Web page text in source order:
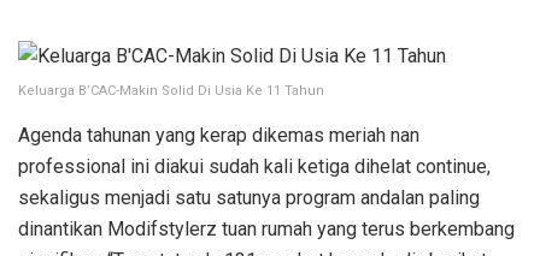
Keluarga B’CAC-Makin Solid Di Usia Ke 11 Tahun
Agenda tahunan yang kerap dikemas meriah nan
professional ini diakui sudah kali ketiga dihelat continue,
sekaligus menjadi satu satunya program andalan paling
dinantikan Modifstylerz tuan rumah yang terus berkembang